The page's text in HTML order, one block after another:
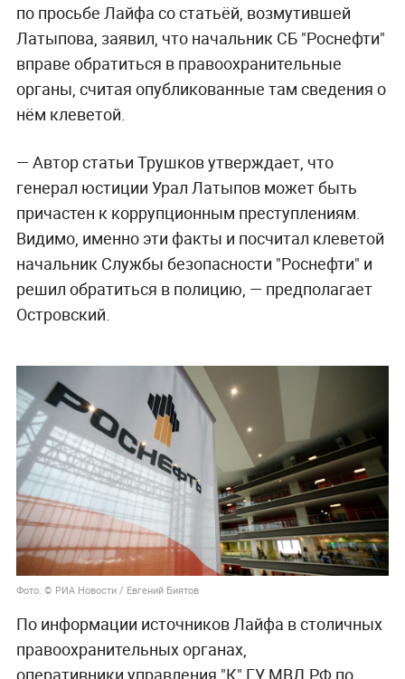
по просьбе Лайфа со статьёй, возмутившей
Латыпова, заявил, что начальник СБ "Роснефти"
вправе обратиться в правоохранительные
органы, считая опубликованные там сведения о
нём клеветой.
— Автор статьи Трушков утверждает, что
генерал юстиции Урал Латыпов может быть
причастен к коррупционным преступлениям.
Видимо, именно эти факты и посчитал клеветой
начальник Службы безопасности "Роснефти" и
решил обратиться в полицию, — предполагает
Островский.
Фото: © РИА Новости / Евгений Биятов
По информации источников Лайфа в столичных
правоохранительных органах,
оперативники управления "К" ГУ МВД РФ по